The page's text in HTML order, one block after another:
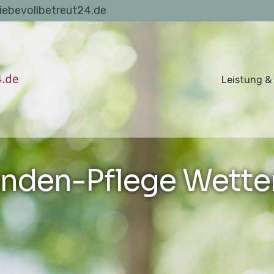
Leistung
Pflege